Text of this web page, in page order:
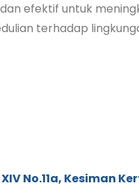
efektif untuk
terhadap
No.11a, Kesiman